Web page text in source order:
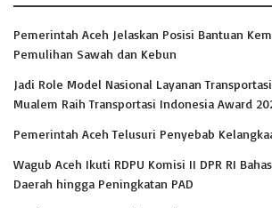
Pemerintah Aceh Jelaskan Posisi Bantuan
Pemulihan Sawah dan Kebun
Jadi Role Model Nasional Layanan
Mualem Raih Transportasi Indonesia Award
Pemerintah Aceh Telusuri Penyebab
Wagub Aceh Ikuti RDPU Komisi II DPR RI
Daerah hingga Peningkatan PAD